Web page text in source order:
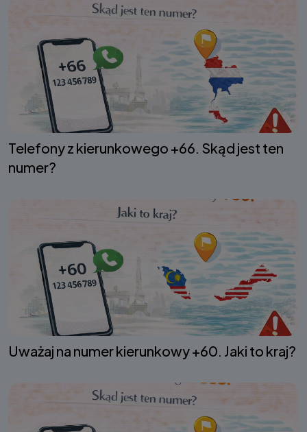
Telefony z kierunkowego +66. Skąd jest ten
numer?
Uważaj na numer kierunkowy +60. Jaki to kraj?